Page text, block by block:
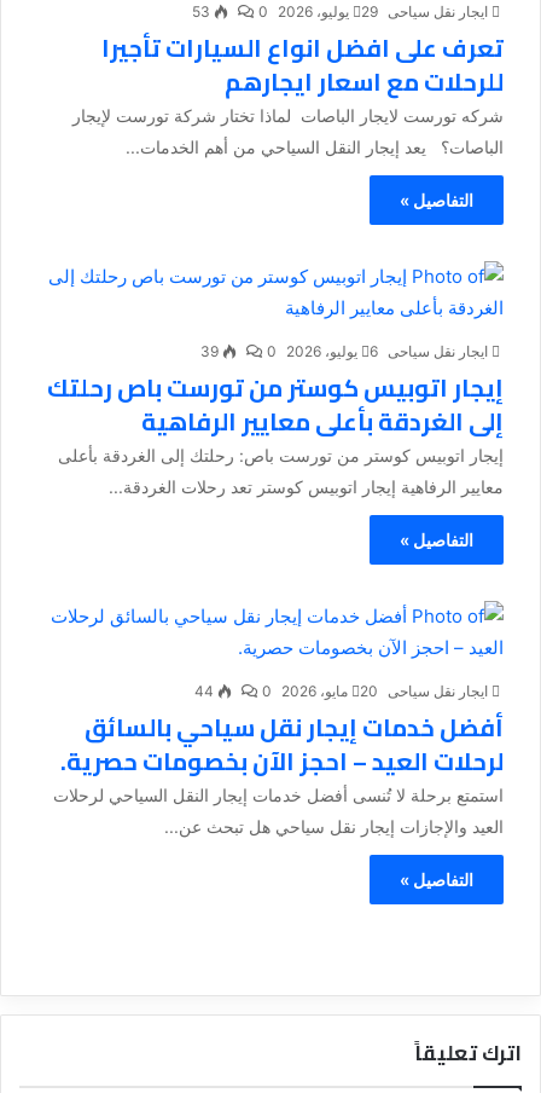
ايجار نقل سياحى 29 يوليو، 2026 0
53
تعرف على افضل انواع السيارات تأجيرا
للرحلات مع اسعار ايجارهم
شركه تورست لايجار الباصات لماذا تختار شركة تورست لإيجار
الباصات؟ يعد إيجار النقل السياحي من أهم الخدمات...
التفاصيل »
ايجار نقل سياحى 6 يوليو، 2026 0
39
إيجار اتوبيس كوستر من تورست باص رحلتك
إلى الغردقة بأعلى معايير الرفاهية
إيجار اتوبيس كوستر من تورست باص: رحلتك إلى الغردقة بأعلى
معايير الرفاهية إيجار اتوبيس كوستر تعد رحلات الغردقة...
التفاصيل »
ايجار نقل سياحى 20 مايو، 2026 0
44
أفضل خدمات إيجار نقل سياحي بالسائق
لرحلات العيد – احجز الآن بخصومات حصرية.
استمتع برحلة لا تُنسى أفضل خدمات إيجار النقل السياحي لرحلات
العيد والإجازات إيجار نقل سياحي هل تبحث عن...
التفاصيل »
اترك تعليقاً